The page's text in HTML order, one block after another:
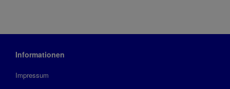
Informationen
Impressum